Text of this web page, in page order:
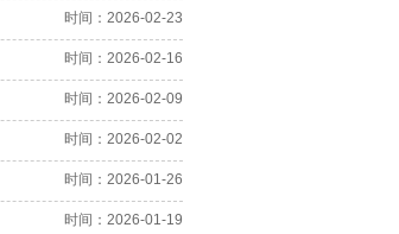
时间：2026-02-23
时间：2026-02-16
时间：2026-02-09
时间：2026-02-02
时间：2026-01-26
时间：2026-01-19